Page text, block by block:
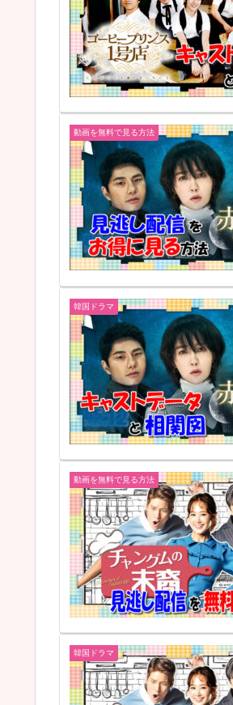
動画を無料で見る方法
韓国ドラマ
動画を無料で見る方法
韓国ドラマ